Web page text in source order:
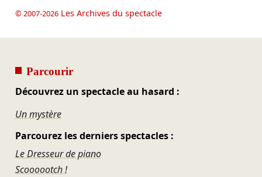
© 2007-2026Les Archives du spectacle
Parcourir
Découvrez un spectacle au hasard :
Un mystère
Parcourez les derniers spectacles :
Le Dresseur de piano
Scoooootch !